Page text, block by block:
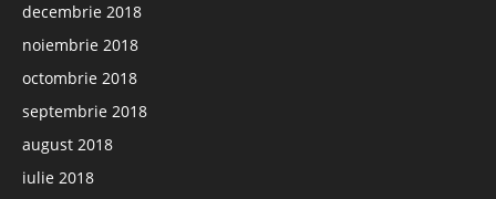
decembrie 2018
noiembrie 2018
octombrie 2018
septembrie 2018
august 2018
iulie 2018